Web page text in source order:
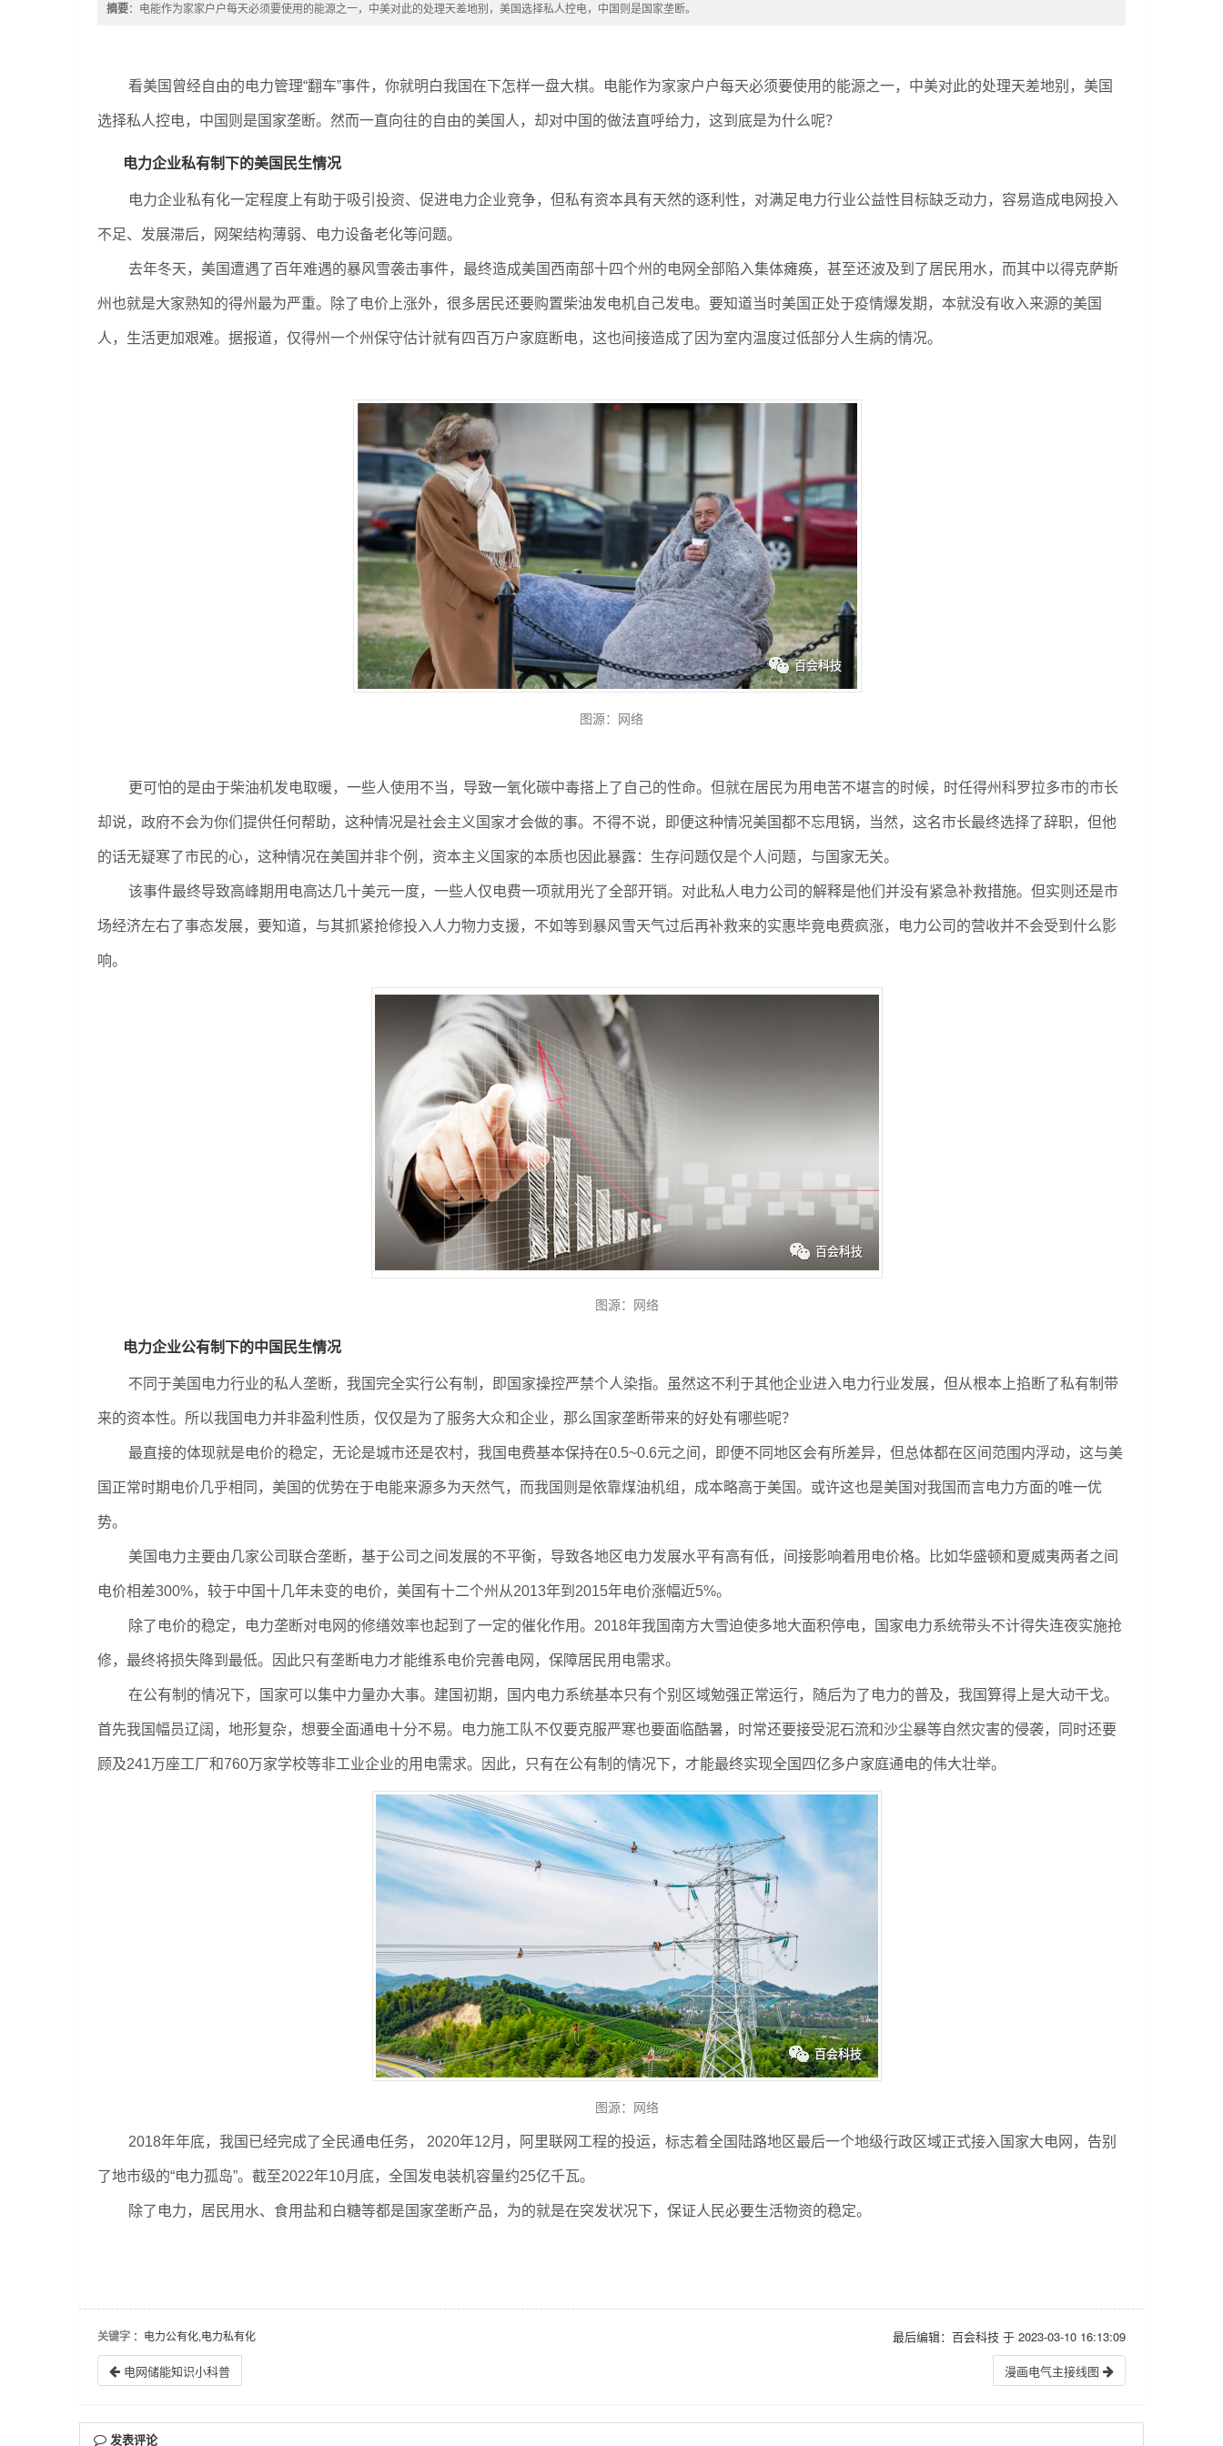
摘要：电能作为家家户户每天必须要使用的能源之一，中美对此的处理天差地别，美国选择私人控电，中国则是国家垄断。
看美国曾经自由的电力管理“翻车”事件，你就明白我国在下怎样一盘大棋。电能作为家家户户每天必须要使用的能源之一，中美对此的处理天差地别，美国
选择私人控电，中国则是国家垄断。然而一直向往的自由的美国人，却对中国的做法直呼给力，这到底是为什么呢？
电力企业私有制下的美国民生情况
电力企业私有化一定程度上有助于吸引投资、促进电力企业竞争，但私有资本具有天然的逐利性，对满足电力行业公益性目标缺乏动力，容易造成电网投入
不足、发展滞后，网架结构薄弱、电力设备老化等问题。
去年冬天，美国遭遇了百年难遇的暴风雪袭击事件，最终造成美国西南部十四个州的电网全部陷入集体瘫痪，甚至还波及到了居民用水，而其中以得克萨斯
州也就是大家熟知的得州最为严重。除了电价上涨外，很多居民还要购置柴油发电机自己发电。要知道当时美国正处于疫情爆发期，本就没有收入来源的美国
人，生活更加艰难。据报道，仅得州一个州保守估计就有四百万户家庭断电，这也间接造成了因为室内温度过低部分人生病的情况。
图源：网络
更可怕的是由于柴油机发电取暖，一些人使用不当，导致一氧化碳中毒搭上了自己的性命。但就在居民为用电苦不堪言的时候，时任得州科罗拉多市的市长
却说，政府不会为你们提供任何帮助，这种情况是社会主义国家才会做的事。不得不说，即便这种情况美国都不忘甩锅，当然，这名市长最终选择了辞职，但他
的话无疑寒了市民的心，这种情况在美国并非个例，资本主义国家的本质也因此暴露：生存问题仅是个人问题，与国家无关。
该事件最终导致高峰期用电高达几十美元一度，一些人仅电费一项就用光了全部开销。对此私人电力公司的解释是他们并没有紧急补救措施。但实则还是市
场经济左右了事态发展，要知道，与其抓紧抢修投入人力物力支援，不如等到暴风雪天气过后再补救来的实惠毕竟电费疯涨，电力公司的营收并不会受到什么影
响。
图源：网络
电力企业公有制下的中国民生情况
不同于美国电力行业的私人垄断，我国完全实行公有制，即国家操控严禁个人染指。虽然这不利于其他企业进入电力行业发展，但从根本上掐断了私有制带
来的资本性。所以我国电力并非盈利性质，仅仅是为了服务大众和企业，那么国家垄断带来的好处有哪些呢？
最直接的体现就是电价的稳定，无论是城市还是农村，我国电费基本保持在0.5~0.6元之间，即便不同地区会有所差异，但总体都在区间范围内浮动，这与美
国正常时期电价几乎相同，美国的优势在于电能来源多为天然气，而我国则是依靠煤油机组，成本略高于美国。或许这也是美国对我国而言电力方面的唯一优
势。
美国电力主要由几家公司联合垄断，基于公司之间发展的不平衡，导致各地区电力发展水平有高有低，间接影响着用电价格。比如华盛顿和夏威夷两者之间
电价相差300%，较于中国十几年未变的电价，美国有十二个州从2013年到2015年电价涨幅近5%。
除了电价的稳定，电力垄断对电网的修缮效率也起到了一定的催化作用。2018年我国南方大雪迫使多地大面积停电，国家电力系统带头不计得失连夜实施抢
修，最终将损失降到最低。因此只有垄断电力才能维系电价完善电网，保障居民用电需求。
在公有制的情况下，国家可以集中力量办大事。建国初期，国内电力系统基本只有个别区域勉强正常运行，随后为了电力的普及，我国算得上是大动干戈。
首先我国幅员辽阔，地形复杂，想要全面通电十分不易。电力施工队不仅要克服严寒也要面临酷暑，时常还要接受泥石流和沙尘暴等自然灾害的侵袭，同时还要
顾及241万座工厂和760万家学校等非工业企业的用电需求。因此，只有在公有制的情况下，才能最终实现全国四亿多户家庭通电的伟大壮举。
图源：网络
2018年年底，我国已经完成了全民通电任务， 2020年12月，阿里联网工程的投运，标志着全国陆路地区最后一个地级行政区域正式接入国家大电网，告别
了地市级的“电力孤岛”。截至2022年10月底，全国发电装机容量约25亿千瓦。
除了电力，居民用水、食用盐和白糖等都是国家垄断产品，为的就是在突发状况下，保证人民必要生活物资的稳定。
最后编辑：百会科技 于 2023-03-10 16:13:09
关键字 ：电力公有化,电力私有化
电网储能知识小科普 漫画电气主接线图
发表评论